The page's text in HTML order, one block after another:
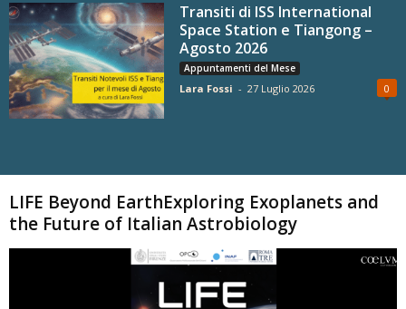
Transiti di ISS International
Space Station e Tiangong –
Agosto 2026
Appuntamenti del Mese
Lara Fossi - 27 Luglio 2026 0
LIFE Beyond EarthExploring Exoplanets and
the Future of Italian Astrobiology